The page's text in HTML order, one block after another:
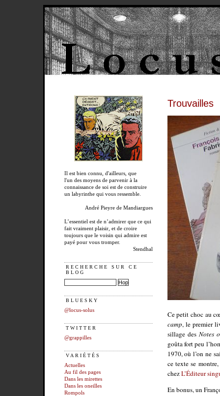
Il est bien connu, d'ailleurs, que
l'un des moyens de parvenir à la
connaissance de soi est de construire
un labyrinthe qui vous ressemble.
André Pieyre de Mandiargues
L’essentiel est de n’admirer que ce qui
fait vraiment plaisir, et de croire
toujours que le voisin qui admire est
payé pour vous tromper.
Stendhal
RECHERCHE SUR CE
BLOG
BLUESKY
@locus-solus
TWITTER
@grappilles
VARIÉTÉS
Actuelles
Au fil des pages
Dans les mirettes
Dans les oneilles
Rompols
Trouvailles
Ce petit choc au
camp, le premier
sillage des Notes
goûta fort peu
1970, où l’on ne
ce texte se
chezL’Éditeur
En bonus, un